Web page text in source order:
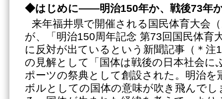
◆はじめに―—明治150年か、戦後73年
来年福井県で開催される国民体育大会
が、「明治150周年記念 第73回国民体育
に反対が出ているという新聞記事（＊注
の見解として「国体は戦後の日本社会に
ポーツの祭典として創設された。明治を
ボルとしての国体の意味が吹き飛んで